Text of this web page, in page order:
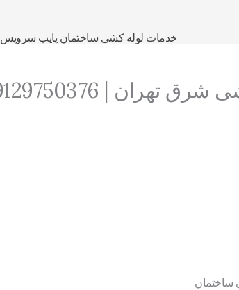
خدمات لوله کشی ساختمان پایپ سرویس
| 09129750376
ساختمان